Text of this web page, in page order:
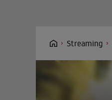
Streaming